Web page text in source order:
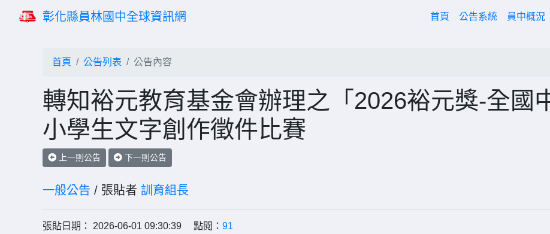
彰化縣員林國中全球資訊網 首頁 (current)
公告系統 員中概況
首頁 公告列表 公告內容
轉知裕元教育基金會辦理之「2026裕元獎-全國
小學生文字創作徵件比賽
上一則公告 下一則公告
一般公告 / 張貼者 訓育組長
張貼日期： 2026-06-01 09:30:39 點閱： 91